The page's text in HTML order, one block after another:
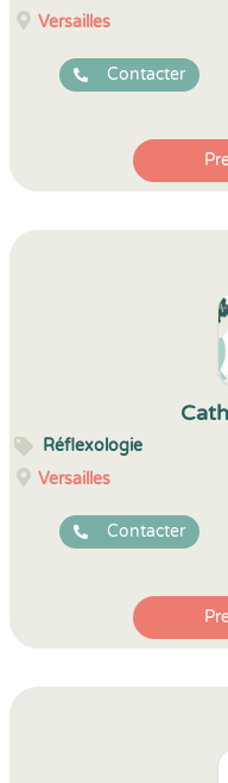
Versailles
Contacter
Réflexologie
Versailles
Contacter